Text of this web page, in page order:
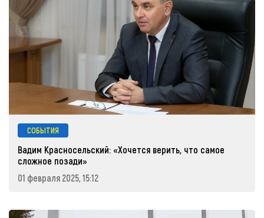
СОБЫТИЯ
Вадим Красносельский: «Хочется верить, что самое
сложное позади»
01 февраля 2025, 15:12